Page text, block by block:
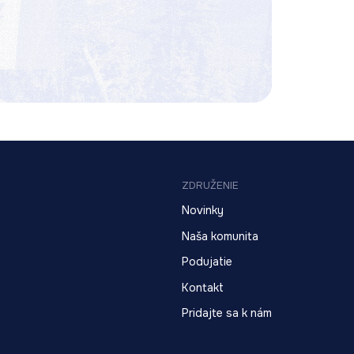
ZDRUŽENIE
Novinky
Naša komunita
Podujatie
Kontakt
Pridajte sa k nám